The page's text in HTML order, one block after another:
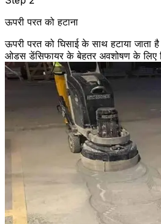
ऊपरी परत को हटाना
ऊपरी परत को घिसाई के साथ हटाया
ओडस डेंसिफायर के बेहतर अवशोषण के लिए